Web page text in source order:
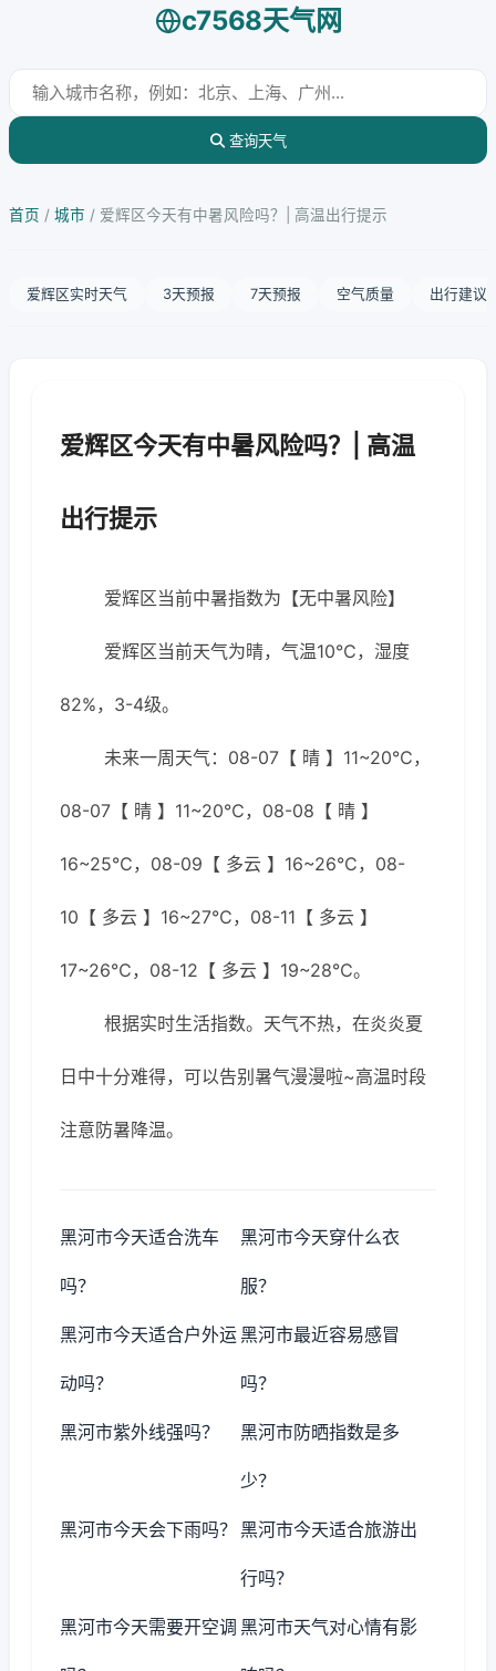
c7568天气网
查询天气
首页 / 城市 / 爱辉区今天有中暑风险吗？| 高温出行提示
爱辉区实时天气 3天预报 7天预报 空气质量 出行建议
爱辉区今天有中暑风险吗？| 高温
出行提示
爱辉区当前中暑指数为【无中暑风险】
爱辉区当前天气为晴，气温10℃，湿度
82%，3-4级。
未来一周天气：08-07【 晴 】11~20℃，
08-07【 晴 】11~20℃，08-08【 晴 】
16~25℃，08-09【 多云 】16~26℃，08-
10【 多云 】16~27℃，08-11【 多云 】
17~26℃，08-12【 多云 】19~28℃。
根据实时生活指数。天气不热，在炎炎夏
日中十分难得，可以告别暑气漫漫啦~高温时段
注意防暑降温。
黑河市今天适合洗车
吗？
黑河市今天穿什么衣
服？
黑河市今天适合户外运
动吗？
黑河市最近容易感冒
吗？
黑河市紫外线强吗？ 黑河市防晒指数是多
少？
黑河市今天会下雨吗？ 黑河市今天适合旅游出
行吗？
黑河市今天需要开空调 黑河市天气对心情有影